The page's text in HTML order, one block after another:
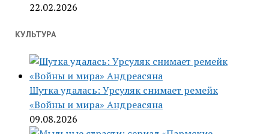
22.02.2026
КУЛЬТУРА
Шутка удалась: Урсуляк снимает ремейк
«Войны и мира» Андреасяна
09.08.2026